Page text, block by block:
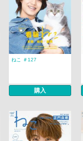
ねこ ＃127
購入